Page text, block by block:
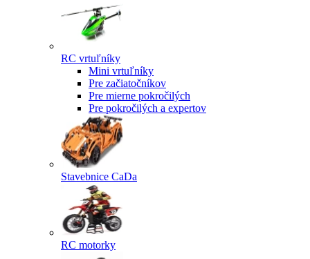
RC vrtuľníky
Mini vrtuľníky
Pre začiatočníkov
Pre mierne pokročilých
Pre pokročilých a expertov
Stavebnice CaDa
RC motorky